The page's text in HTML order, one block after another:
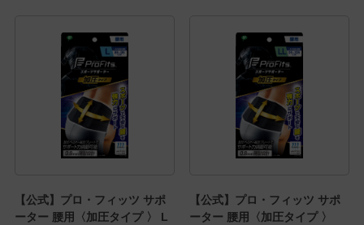
【公式】プロ・フィッツ サポ
ーター 腰用〈加圧タイプ 〉 L
【公式】プロ・フィッツ サポ
ーター 腰用〈加圧タイプ 〉